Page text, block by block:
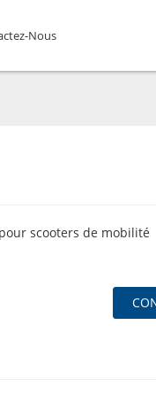
Nous
scooters de mobilité